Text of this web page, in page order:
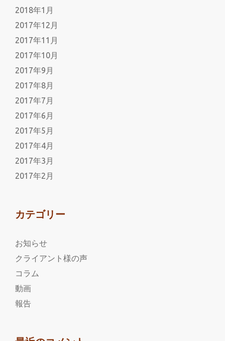
2018年1月
2017年12月
2017年11月
2017年10月
2017年9月
2017年8月
2017年7月
2017年6月
2017年5月
2017年4月
2017年3月
2017年2月
カテゴリー
お知らせ
クライアント様の声
コラム
動画
報告